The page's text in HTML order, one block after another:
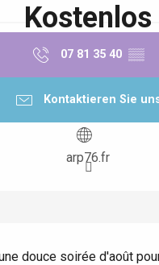
Kostenlos
07 81 35 40 ▒▒
Kontaktieren Sie
arp76.fr
douce soirée d'août